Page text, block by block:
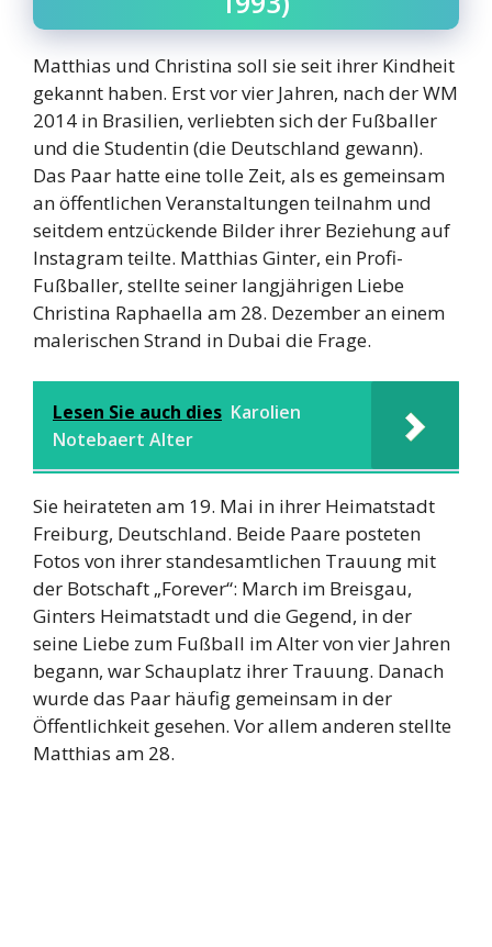
Matthias und Christina soll sie seit ihrer Kindheit
gekannt haben. Erst vor vier Jahren, nach der WM
2014 in Brasilien, verliebten sich der Fußballer
und die Studentin (die Deutschland gewann).
Das Paar hatte eine tolle Zeit, als es gemeinsam
an öffentlichen Veranstaltungen teilnahm und
seitdem entzückende Bilder ihrer Beziehung auf
Instagram teilte. Matthias Ginter, ein Profi-
Fußballer, stellte seiner langjährigen Liebe
Christina Raphaella am 28. Dezember an einem
malerischen Strand in Dubai die Frage.
Lesen Sie auch dies Karolien
Notebaert Alter
Sie heirateten am 19. Mai in ihrer Heimatstadt
Freiburg, Deutschland. Beide Paare posteten
Fotos von ihrer standesamtlichen Trauung mit
der Botschaft „Forever“: March im Breisgau,
Ginters Heimatstadt und die Gegend, in der
seine Liebe zum Fußball im Alter von vier Jahren
begann, war Schauplatz ihrer Trauung. Danach
wurde das Paar häufig gemeinsam in der
Öffentlichkeit gesehen. Vor allem anderen stellte
Matthias am 28.